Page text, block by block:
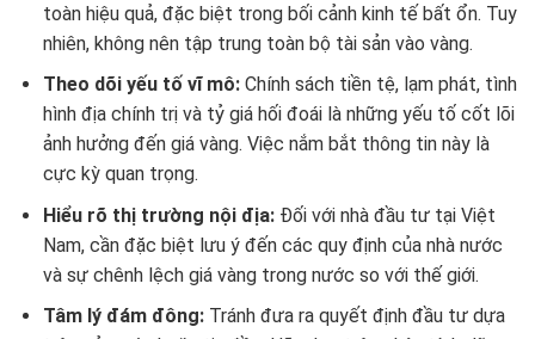
toàn hiệu quả, đặc biệt trong bối cảnh kinh tế bất ổn. Tuy
nhiên, không nên tập trung toàn bộ tài sản vào vàng.
Theo dõi yếu tố vĩ mô:Chính sách tiền tệ, lạm phát, tình
hình địa chính trị và tỷ giá hối đoái là những yếu tố cốt lõi
ảnh hưởng đến giá vàng. Việc nắm bắt thông tin này là
cực kỳ quan trọng.
Hiểu rõ thị trường nội địa:Đối với nhà đầu tư tại Việt
Nam, cần đặc biệt lưu ý đến các quy định của nhà nước
và sự chênh lệch giá vàng trong nước so với thế giới.
Tâm lý đám đông:Tránh đưa ra quyết định đầu tư dựa